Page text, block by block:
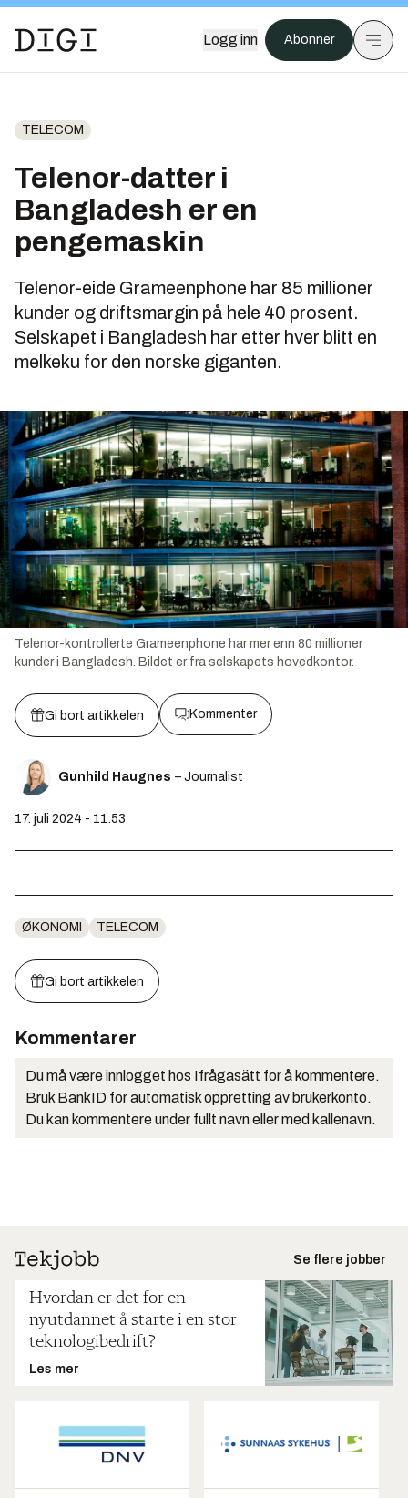
Logg inn Abonner
TELECOM
Telenor-datter i
Bangladesh er en
pengemaskin
Telenor-eide Grameenphone har 85 millioner
kunder og driftsmargin på hele 40 prosent.
Selskapet i Bangladesh har etter hver blitt en
melkeku for den norske giganten.
Telenor-kontrollerte Grameenphone har mer enn 80 millioner
kunder i Bangladesh. Bildet er fra selskapets hovedkontor.
Gi bort artikkelen Kommenter
Gunhild Haugnes – Journalist
17. juli 2024 - 11:53
ØKONOMI TELECOM
Gi bort artikkelen
Kommentarer
Du må være innlogget hos Ifrågasätt for å kommentere.
Bruk BankID for automatisk oppretting av brukerkonto.
Du kan kommentere under fullt navn eller med kallenavn.
Se flere jobber
Hvordan er det for en
nyutdannet å starte i en stor
teknologibedrift?
Les mer